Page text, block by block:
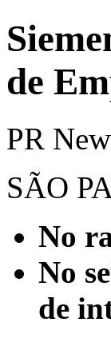
de
PR
SÃO
No
No
de